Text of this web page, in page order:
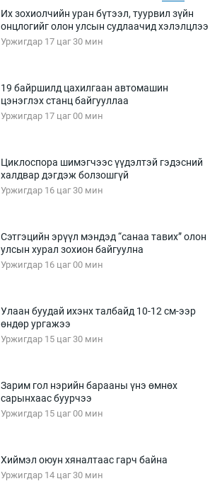
Их зохиолчийн уран бүтээл, туурвил зүйн
онцлогийг олон улсын судлаачид хэлэлцлээ
Уржигдар 17 цаг 30 мин
19 байршилд цахилгаан автомашин
цэнэглэх станц байгууллаа
Уржигдар 17 цаг 00 мин
Циклоспора шимэгчээс үүдэлтэй гэдэсний
халдвар дэгдэж болзошгүй
Уржигдар 16 цаг 30 мин
Сэтгэцийн эрүүл мэндэд “санаа тавих” олон
улсын хурал зохион байгуулна
Уржигдар 16 цаг 00 мин
Улаан буудай ихэнх талбайд 10-12 см-ээр
өндөр ургажээ
Уржигдар 15 цаг 30 мин
Зарим гол нэрийн барааны үнэ өмнөх
сарынхаас буурчээ
Уржигдар 15 цаг 00 мин
Хиймэл оюун хяналтаас гарч байна
Уржигдар 14 цаг 30 мин